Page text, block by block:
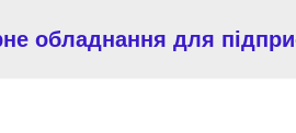
обладнання для